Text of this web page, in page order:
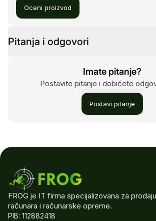
Oceni proizvod
Pitanja i odgovori
Imate pitanje?
Postavite pitanje i dobićete
Postavi pitanje
FROG je IT firma specijalizovana za
računara i računarske opreme.
PIB: 112882418